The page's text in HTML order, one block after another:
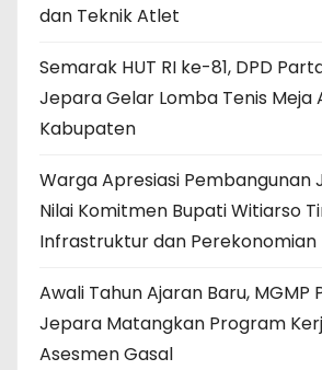
dan Teknik Atlet
Semarak HUT RI ke-81, DPD
Jepara Gelar Lomba Tenis Meja
Kabupaten
Warga Apresiasi Pembangunan
Nilai Komitmen Bupati Witiarso
Infrastruktur dan Perekonomian
Awali Tahun Ajaran Baru, MGMP
Jepara Matangkan Program
Asesmen Gasal